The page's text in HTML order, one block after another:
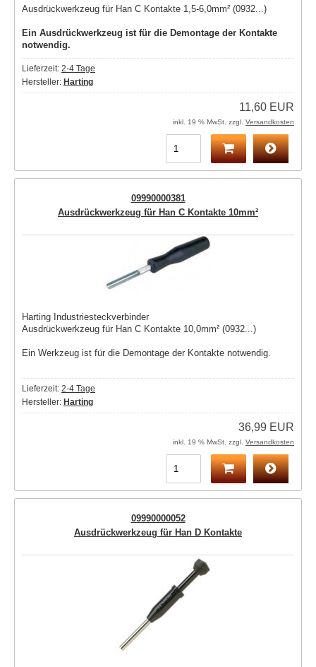
Ausdrückwerkzeug für Han C Kontakte 1,5-6,0mm² (0932...)
Ein Ausdrückwerkzeug ist für die Demontage der Kontakte
notwendig.
Lieferzeit: 2-4 Tage
Hersteller: Harting
11,60 EUR
inkl. 19 % MwSt. zzgl. Versandkosten
09990000381
Ausdrückwerkzeug für Han C Kontakte 10mm²
Harting Industriesteckverbinder
Ausdrückwerkzeug für Han C Kontakte 10,0mm² (0932...)
Ein Werkzeug ist für die Demontage der Kontakte notwendig.
Lieferzeit: 2-4 Tage
Hersteller: Harting
36,99 EUR
inkl. 19 % MwSt. zzgl. Versandkosten
09990000052
Ausdrückwerkzeug für Han D Kontakte